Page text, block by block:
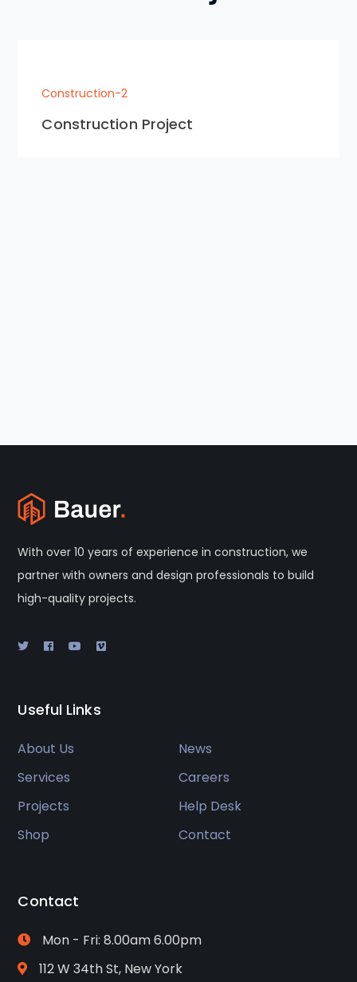
Construction-2
Construction Project
With over 10 years of experience in construction, we
partner with owners and design professionals to build
high-quality projects.
Useful Links
About Us
News
Services
Careers
Projects
Help Desk
Shop
Contact
Contact
Mon - Fri: 8.00am 6.00pm
112 W 34th St, New York